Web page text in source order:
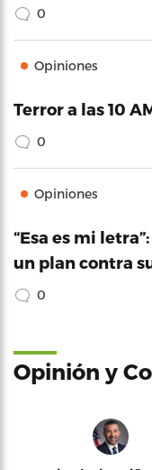
0
Opiniones
Terror a las 10
0
Opiniones
“Esa es mi
un plan contra
0
Opinión y